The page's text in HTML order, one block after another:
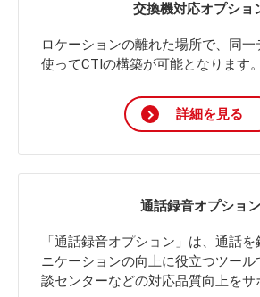
交換機対応オプショ
ロケーションの離れた場所で、同
使ってCTIの構築が可能となります。
詳細を見る
通話録音オプション
「通話録音オプション」は、通話
ニケーションの向上に役立つツール
談センターなどの対応品質向上をサ